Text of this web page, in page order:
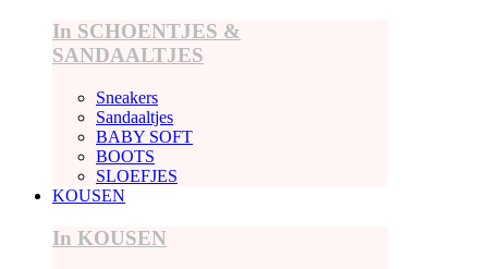
In SCHOENTJES &
SANDAALTJES
Sneakers
Sandaaltjes
BABY SOFT
BOOTS
SLOEFJES
KOUSEN
In KOUSEN